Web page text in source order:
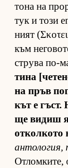
тона на
тук и този
ният
към
струва по-
тина
на пръв
кът е гъст.
ще ви­диш
от­кол­кото
ан­то­ло­гия,
От­лом­ки­те,